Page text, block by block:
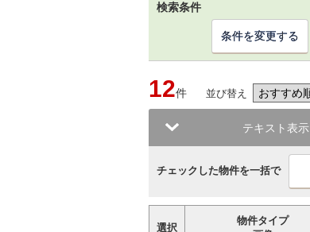
検索条件
条件を変更する
12件 並び替え
テキスト表示
チェックした物件を一括で
選択
物件タイプ